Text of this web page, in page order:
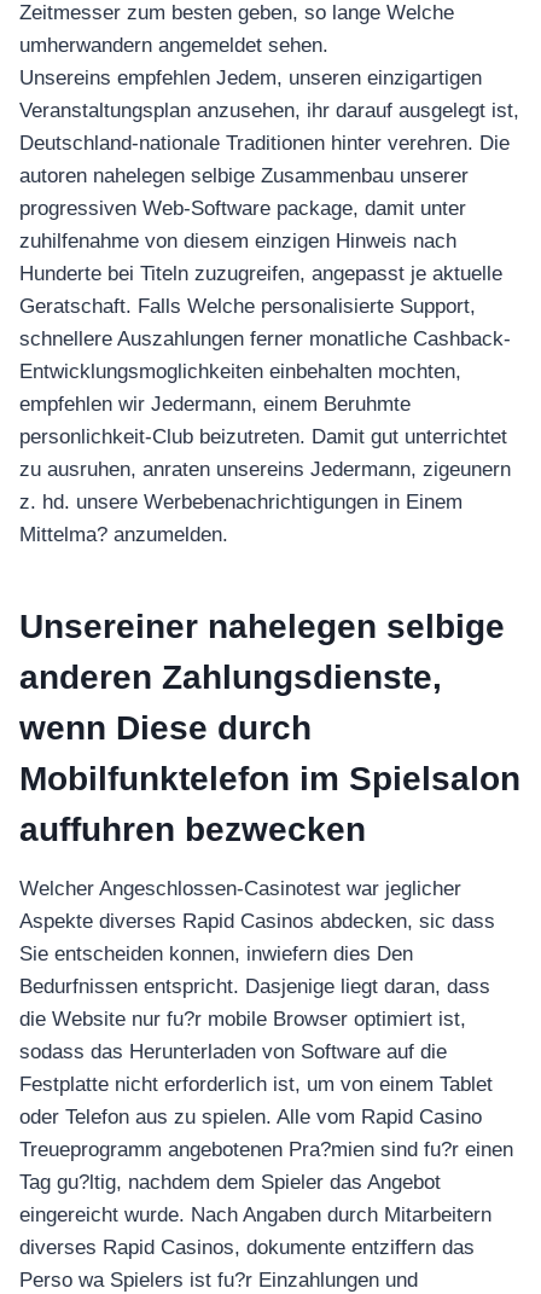
Zeitmesser zum besten geben, so lange Welche
umherwandern angemeldet sehen.
Unsereins empfehlen Jedem, unseren einzigartigen
Veranstaltungsplan anzusehen, ihr darauf ausgelegt ist,
Deutschland-nationale Traditionen hinter verehren. Die
autoren nahelegen selbige Zusammenbau unserer
progressiven Web-Software package, damit unter
zuhilfenahme von diesem einzigen Hinweis nach
Hunderte bei Titeln zuzugreifen, angepasst je aktuelle
Geratschaft. Falls Welche personalisierte Support,
schnellere Auszahlungen ferner monatliche Cashback-
Entwicklungsmoglichkeiten einbehalten mochten,
empfehlen wir Jedermann, einem Beruhmte
personlichkeit-Club beizutreten. Damit gut unterrichtet
zu ausruhen, anraten unsereins Jedermann, zigeunern
z. hd. unsere Werbebenachrichtigungen in Einem
Mittelma? anzumelden.
Unsereiner nahelegen selbige
anderen Zahlungsdienste,
wenn Diese durch
Mobilfunktelefon im Spielsalon
auffuhren bezwecken
Welcher Angeschlossen-Casinotest war jeglicher
Aspekte diverses Rapid Casinos abdecken, sic dass
Sie entscheiden konnen, inwiefern dies Den
Bedurfnissen entspricht. Dasjenige liegt daran, dass
die Website nur fu?r mobile Browser optimiert ist,
sodass das Herunterladen von Software auf die
Festplatte nicht erforderlich ist, um von einem Tablet
oder Telefon aus zu spielen. Alle vom Rapid Casino
Treueprogramm angebotenen Pra?mien sind fu?r einen
Tag gu?ltig, nachdem dem Spieler das Angebot
eingereicht wurde. Nach Angaben durch Mitarbeitern
diverses Rapid Casinos, dokumente entziffern das
Perso wa Spielers ist fu?r Einzahlungen und